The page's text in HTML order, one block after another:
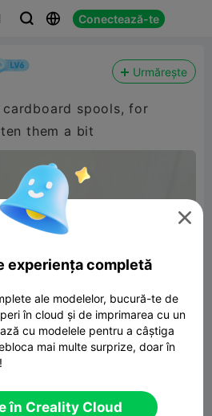
  Conectează-te
Urmărește
spools, for
them a bit

experiența completă
ale modelelor, bucură-te de
în cloud și de imprimarea cu un
cu modelele pentru a câștiga
mai multe surprize, doar în
în Creality Cloud